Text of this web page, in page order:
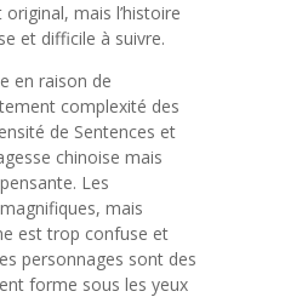
original, mais l’histoire
et difficile à suivre.
en raison de
complexité des
de Sentences et
chinoise mais
Les
mais
est trop confuse et
personnages sont des
forme sous les yeux